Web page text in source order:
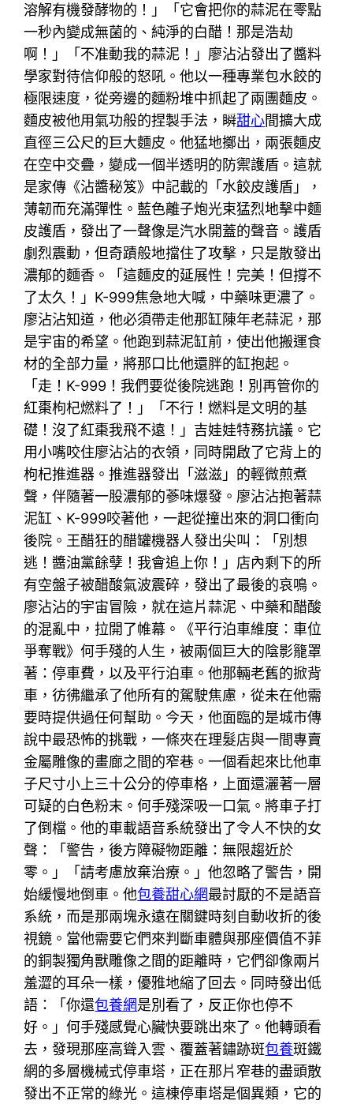
溶解有機發酵物的！」「它會把你的蒜泥在零點
一秒內變成無菌的、純淨的白醋！那是浩劫
啊！」「不准動我的蒜泥！」廖沾沾發出了醬料
學家對待信仰般的怒吼。他以一種專業包水餃的
極限速度，從旁邊的麵粉堆中抓起了兩團麵皮。
麵皮被他用氣功般的捏製手法，瞬甜心間擴大成
直徑三公尺的巨大麵皮。他猛地擲出，兩張麵皮
在空中交疊，變成一個半透明的防禦護盾。這就
是家傳《沾醬秘笈》中記載的「水餃皮護盾」，
薄韌而充滿彈性。藍色離子炮光束猛烈地擊中麵
皮護盾，發出了一聲像是汽水開蓋的聲音。護盾
劇烈震動，但奇蹟般地擋住了攻擊，只是散發出
濃郁的麵香。「這麵皮的延展性！完美！但撐不
了太久！」K-999焦急地大喊，中藥味更濃了。
廖沾沾知道，他必須帶走他那缸陳年老蒜泥，那
是宇宙的希望。他跑到蒜泥缸前，使出他搬運食
材的全部力量，將那口比他還胖的缸抱起。
「走！K-999！我們要從後院逃跑！別再管你的
紅棗枸杞燃料了！」「不行！燃料是文明的基
礎！沒了紅棗我飛不遠！」吉娃娃特務抗議。它
用小嘴咬住廖沾沾的衣領，同時開啟了它背上的
枸杞推進器。推進器發出「滋滋」的輕微煎煮
聲，伴隨著一股濃郁的蔘味爆發。廖沾沾抱著蒜
泥缸、K-999咬著他，一起從撞出來的洞口衝向
後院。王醋狂的醋罐機器人發出尖叫：「別想
逃！醬油黨餘孽！我會追上你！」店內剩下的所
有空盤子被醋酸氣波震碎，發出了最後的哀鳴。
廖沾沾的宇宙冒險，就在這片蒜泥、中藥和醋酸
的混亂中，拉開了帷幕。《平行泊車維度：車位
爭奪戰》何手殘的人生，被兩個巨大的陰影籠罩
著：停車費，以及平行泊車。他那輛老舊的掀背
車，彷彿繼承了他所有的駕駛焦慮，從未在他需
要時提供過任何幫助。今天，他面臨的是城市傳
說中最恐怖的挑戰，一條夾在理髮店與一間專賣
金屬雕像的畫廊之間的窄巷。一個看起來比他車
子尺寸小上三十公分的停車格，上面還灑著一層
可疑的白色粉末。何手殘深吸一口氣。將車子打
了倒檔。他的車載語音系統發出了令人不快的女
聲：「警告，後方障礙物距離：無限趨近於
零。」「請考慮放棄治療。」他忽略了警告，開
始緩慢地倒車。他包養甜心網最討厭的不是語音
系統，而是那兩塊永遠在關鍵時刻自動收折的後
視鏡。當他需要它們來判斷車體與那座價值不菲
的銅製獨角獸雕像之間的距離時，它們卻像兩片
羞澀的耳朵一樣，優雅地縮了回去。同時發出低
語：「你還包養網是別看了，反正你也停不
好。」何手殘感覺心臟快要跳出來了。他轉頭看
去，發現那座高聳入雲、覆蓋著鏽跡斑包養斑鐵
網的多層機械式停車塔，正在那片窄巷的盡頭散
發出不正常的綠光。這棟停車塔是個異類，它的